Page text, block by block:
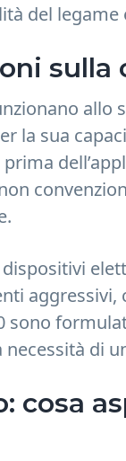
del
allo
la sua
sono
necessità di
cosa